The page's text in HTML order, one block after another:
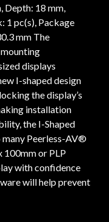
Depth: 18 mm,
1 pc(s), Package
mm The
displays
I-shaped design
the display’s
installation
the I-Shaped
Peerless-AV®
100mm or PLP
with confidence
will help prevent